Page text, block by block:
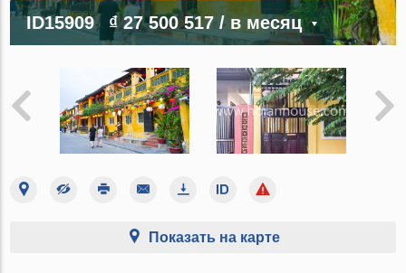
ID15909 ₫ 27 500 517/ в месяц
Показать на карте